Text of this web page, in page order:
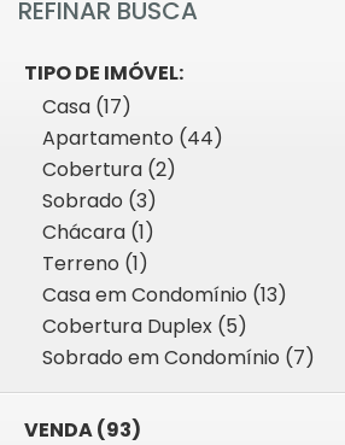
REFINAR BUSCA
TIPO DE IMÓVEL:
Casa (17)
Apartamento (44)
Cobertura (2)
Sobrado (3)
Chácara (1)
Terreno (1)
Casa em Condomínio (13)
Cobertura Duplex (5)
Sobrado em Condomínio (7)
VENDA (93)